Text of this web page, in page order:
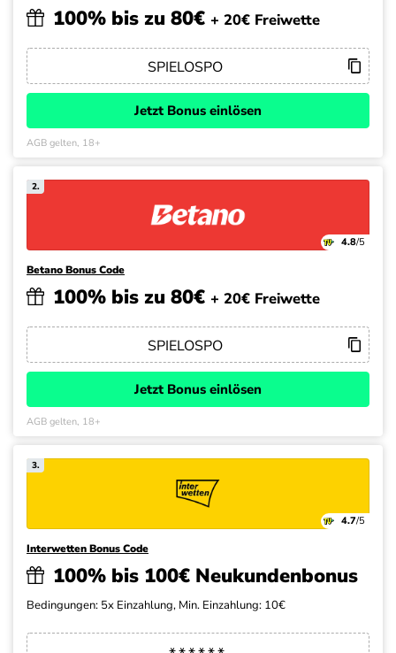
100% bis zu 80€ + 20€ Freiwette
Jetzt Bonus einlösen
AGB gelten, 18+
2.
4.8/5
Betano Bonus Code
100% bis zu 80€ + 20€ Freiwette
Jetzt Bonus einlösen
AGB gelten, 18+
3.
4.7/5
Interwetten Bonus Code
100% bis 100€ Neukundenbonus
Bedingungen: 5x Einzahlung, Min. Einzahlung: 10€